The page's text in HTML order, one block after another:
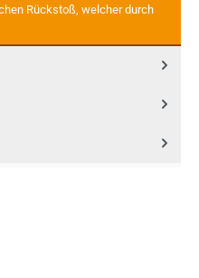
Rückstoß, welcher durch